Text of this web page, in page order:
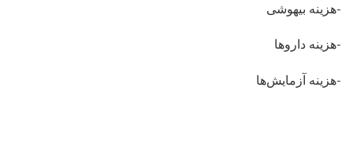
-هزینه بیهوشی
-هزینه داروها
-هزینه آزمایش‌ها